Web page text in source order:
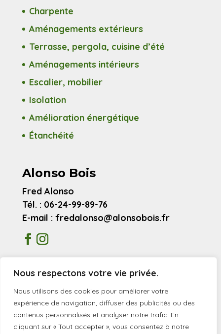
Nous respectons votre vie privée.
Nous utilisons des cookies pour améliorer votre
expérience de navigation, diffuser des publicités ou des
contenus personnalisés et analyser notre trafic. En
cliquant sur « Tout accepter », vous consentez à notre
Charpente
Aménagements extérieurs
Terrasse, pergola, cuisine d’été
Aménagements intérieurs
Escalier, mobilier
Isolation
Amélioration énergétique
Étanchéité
Alonso Bois
Fred Alonso
Tél. : 06-24-99-89-76
E-mail : fredalonso@alonsobois.fr
Mentions légales
Avis clients
© 2026 Alonso Bois